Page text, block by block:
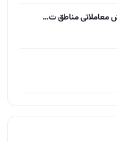
معاملاتی مناطق ت…